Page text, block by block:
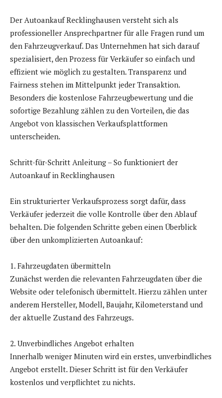
Der Autoankauf Recklinghausen versteht sich als
professioneller Ansprechpartner für alle Fragen rund um
den Fahrzeugverkauf. Das Unternehmen hat sich darauf
spezialisiert, den Prozess für Verkäufer so einfach und
effizient wie möglich zu gestalten. Transparenz und
Fairness stehen im Mittelpunkt jeder Transaktion.
Besonders die kostenlose Fahrzeugbewertung und die
sofortige Bezahlung zählen zu den Vorteilen, die das
Angebot von klassischen Verkaufsplattformen
unterscheiden.
Schritt-für-Schritt Anleitung – So funktioniert der
Autoankauf in Recklinghausen
Ein strukturierter Verkaufsprozess sorgt dafür, dass
Verkäufer jederzeit die volle Kontrolle über den Ablauf
behalten. Die folgenden Schritte geben einen Überblick
über den unkomplizierten Autoankauf:
1. Fahrzeugdaten übermitteln
Zunächst werden die relevanten Fahrzeugdaten über die
Website oder telefonisch übermittelt. Hierzu zählen unter
anderem Hersteller, Modell, Baujahr, Kilometerstand und
der aktuelle Zustand des Fahrzeugs.
2. Unverbindliches Angebot erhalten
Innerhalb weniger Minuten wird ein erstes, unverbindliches
Angebot erstellt. Dieser Schritt ist für den Verkäufer
kostenlos und verpflichtet zu nichts.